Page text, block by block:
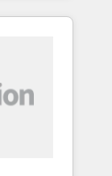
getting
reports